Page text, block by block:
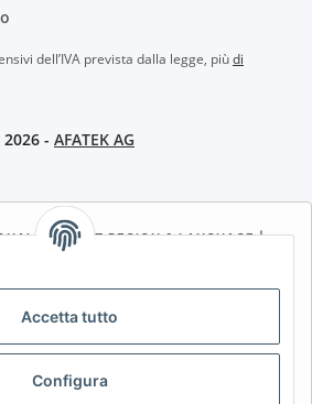
Accetta tutto
Configura
dell’IVA prevista dalla legge, piùdi
- AFATEK AG
– SELECT REGION & LANGUAGE |
LA LANGUE | SELECCIONAR REGIÓN E
CH (DE)
BE (NL) BE (FR) NL
ES